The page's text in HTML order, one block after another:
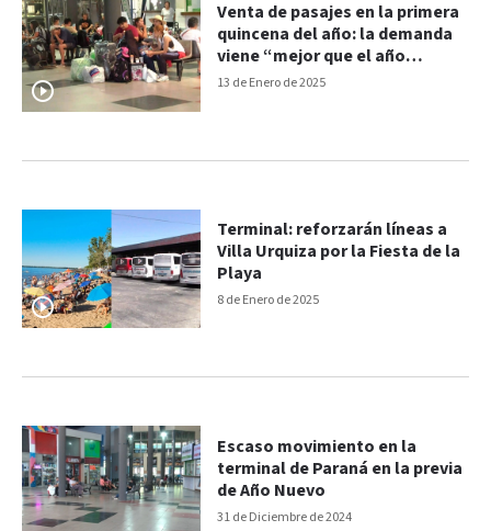
13 de Enero de 2025
Venta de pasajes en la primera
quincena del año: la demanda
viene “mejor que el año
pasado”
8 de Enero de 2025
Terminal: reforzarán líneas a
Villa Urquiza por la Fiesta de la
Playa
31 de Diciembre de 2024
Escaso movimiento en la
terminal de Paraná en la previa
de Año Nuevo